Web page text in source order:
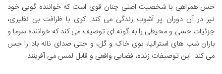
حس همراهی با شخصیت اصلی چنان قوی است که خواننده گویی خود
نیز در آن دوران پر آشوب زندگی می کند. کری با ظرافت بی نظیری،
جزئیات حسی و محیطی را به گونه ای توصیف می کند که خواننده سرما و
باران شب های استرالیا، بوی خاک و گل، و حتی صدای ناله باد را حس
می کند. این توصیفات زنده، فضایی واقعی و قابل لمس می آفرینند.